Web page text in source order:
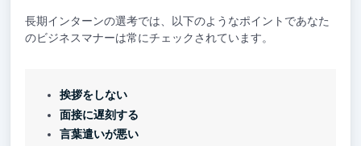
長期インターンの選考では、以下のようなポイントであなた
のビジネスマナーは常にチェックされています。
挨拶をしない
面接に遅刻する
言葉遣いが悪い